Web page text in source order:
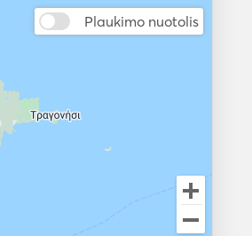
Plaukimo nuotolis